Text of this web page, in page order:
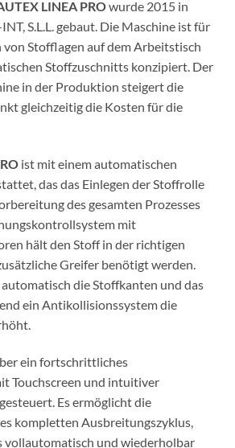
LINEA PROwurde 2015 in
S.L.L. gebaut. Die Maschine ist für
von Stofflagen auf dem Arbeitstisch
Stoffzuschnitts konzipiert. Der
in der Produktion steigert die
gleichzeitig die Kosten für die
ist mit einem automatischen
das das Einlegen der Stoffrolle
des gesamten Prozesses
mit
hält den Stoff in der richtigen
Greifer benötigt werden.
die Stoffkanten und das
ein Antikollisionssystem die
ein fortschrittliches
Touchscreen und intuitiver
Es ermöglicht die
kompletten Ausbreitungszyklus,
vollautomatisch und wiederholbar